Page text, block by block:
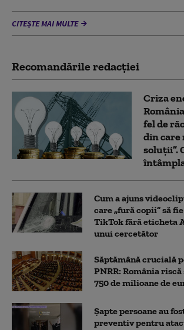
CITEȘTE MAI MULTE
Recomandările redacţiei
Criza
fel de
din care
soluții”.
Cum a ajuns
care „fură copii” să
TikTok fără eticheta
unui cercetător
Săptămână crucială
PNRR: România
750 de milioane de
Șapte persoane au
preventiv pentru